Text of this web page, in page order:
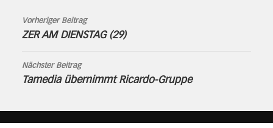
Vorheriger Beitrag
ZER AM DIENSTAG (29)
Nächster Beitrag
Tamedia übernimmt Ricardo-Gruppe